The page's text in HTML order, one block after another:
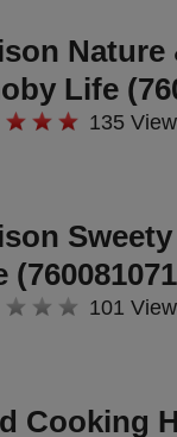
Nature
Life
135
101
Cooking